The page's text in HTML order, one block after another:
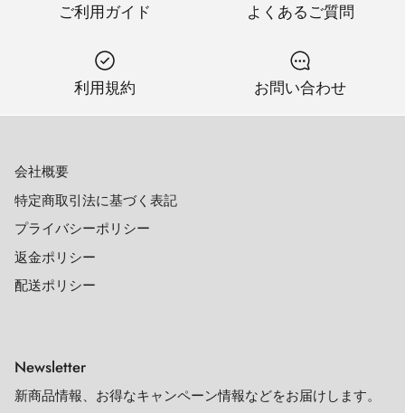
ご利用ガイド よくあるご質問
利用規約 お問い合わせ
会社概要
特定商取引法に基づく表記
プライバシーポリシー
返金ポリシー
配送ポリシー
Newsletter
新商品情報、お得なキャンペーン情報などをお届けします。